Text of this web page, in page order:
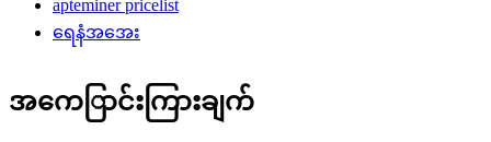
apteminer pricelist
ရေနံအအေး
အကေြာင်းကြားချက်